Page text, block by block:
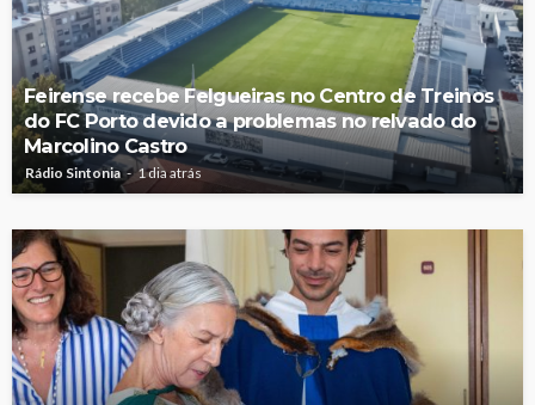
Feirense recebe Felgueiras no Centro de Treinos
do FC Porto devido a problemas no relvado do
Marcolino Castro
Rádio Sintonia 1 dia atrás